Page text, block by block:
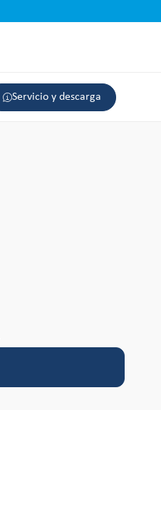
Servicio y descarga